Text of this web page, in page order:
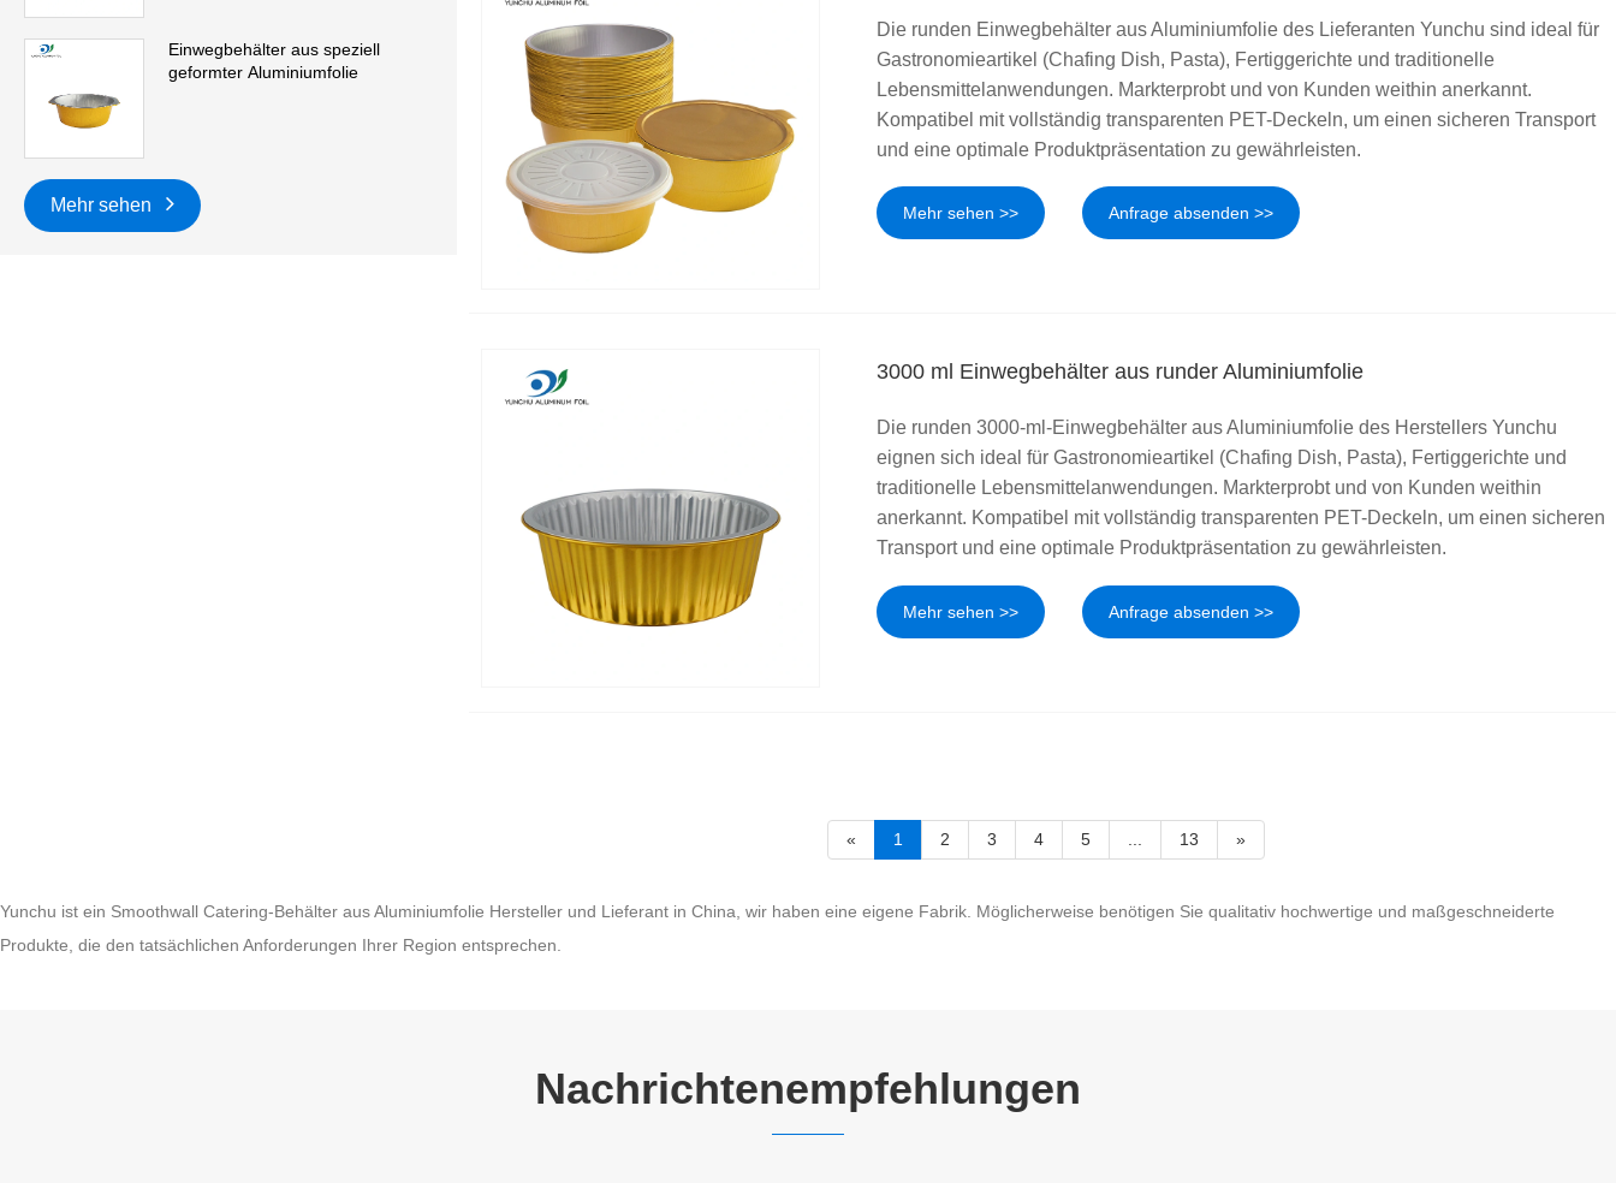
Einwegbehälter aus speziell
geformter Aluminiumfolie
Mehr sehen
Die runden Einwegbehälter aus Aluminiumfolie des Lieferanten Yunchu sind ideal für
Gastronomieartikel (Chafing Dish, Pasta), Fertiggerichte und traditionelle
Lebensmittelanwendungen. Markterprobt und von Kunden weithin anerkannt.
Kompatibel mit vollständig transparenten PET-Deckeln, um einen sicheren Transport
und eine optimale Produktpräsentation zu gewährleisten.
Mehr sehen >> Anfrage absenden >>
3000 ml Einwegbehälter aus runder Aluminiumfolie
Die runden 3000-ml-Einwegbehälter aus Aluminiumfolie des Herstellers Yunchu
eignen sich ideal für Gastronomieartikel (Chafing Dish, Pasta), Fertiggerichte und
traditionelle Lebensmittelanwendungen. Markterprobt und von Kunden weithin
anerkannt. Kompatibel mit vollständig transparenten PET-Deckeln, um einen sicheren
Transport und eine optimale Produktpräsentation zu gewährleisten.
Mehr sehen >> Anfrage absenden >>
« 1 2 3 4 5 13 »
Yunchu ist ein Smoothwall Catering-Behälter aus Aluminiumfolie Hersteller und Lieferant in China, wir haben eine eigene Fabrik. Möglicherweise benötigen Sie qualitativ hochwertige und maßgeschneiderte
Produkte, die den tatsächlichen Anforderungen Ihrer Region entsprechen.
Nachrichtenempfehlungen